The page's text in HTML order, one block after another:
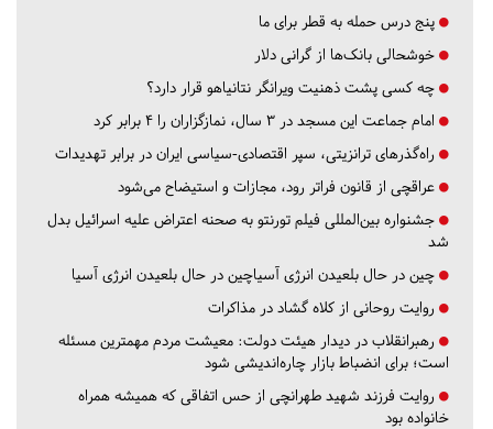
پنج درس‌ حمله به قطر برای ما
خوشحالی بانک‌ها از گرانی دلار
چه کسی پشت ذهنیت ویرانگر نتانیاهو قرار دارد؟
امام جماعت این مسجد در ۳ سال، نمازگزاران را ۴ برابر کرد
راه‌گذرهای ترانزیتی، سپر اقتصادی-سیاسی ایران در برابر تهدیدات
عراقچی از قانون فراتر رود، مجازات و استیضاح می‌شود
جشنواره بین‌المللی فیلم تورنتو به صحنه اعتراض علیه اسرائیل بدل
شد
چین در حال بلعیدن انرژی آسیاچین در حال بلعیدن انرژی آسیا
روایت روحانی از کلاه گشاد در مذاکرات
رهبرانقلاب در دیدار هیئت دولت: معیشت مردم مهمترین مسئله
است؛ برای انضباط بازار چاره‌اندیشی شود
روایت فرزند شهید طهرانچی از حس اتفاقی که همیشه همراه
خانواده بود